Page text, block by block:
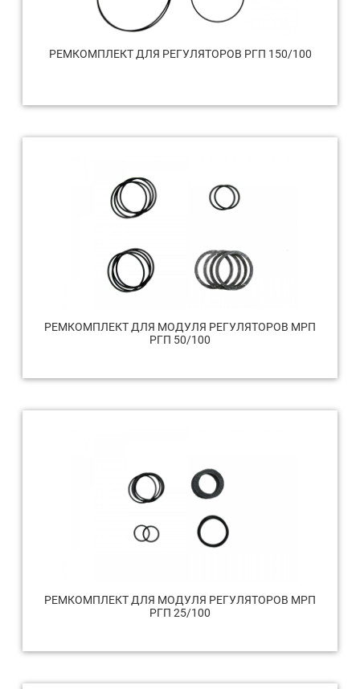
РЕМКОМПЛЕКТ ДЛЯ РЕГУЛЯТОРОВ РГП 150/100
РЕМКОМПЛЕКТ ДЛЯ МОДУЛЯ РЕГУЛЯТОРОВ МРП
РГП 50/100
РЕМКОМПЛЕКТ ДЛЯ МОДУЛЯ РЕГУЛЯТОРОВ МРП
РГП 25/100